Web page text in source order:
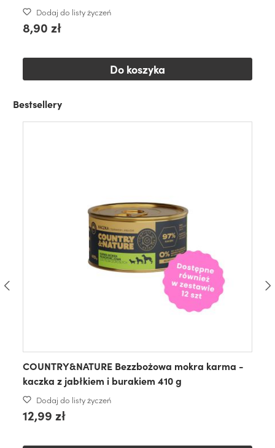
Dodaj do listy życzeń
8,90 zł
Do koszyka
Bestsellery
COUNTRY&NATURE Bezzbożowa mokra karma -
kaczka z jabłkiem i burakiem 410 g
Dodaj do listy życzeń
12,99 zł